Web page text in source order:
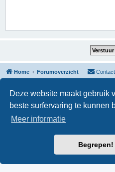
Deze website maakt gebruik
beste surfervaring te kunnen
Meer informatie
Begrepen!
Home Forumoverzicht Contact
Powered by phpBB® Forum
Nederlandse
Privacy|